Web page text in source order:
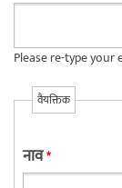
Please re-type
वैयक्तिक
नाव*